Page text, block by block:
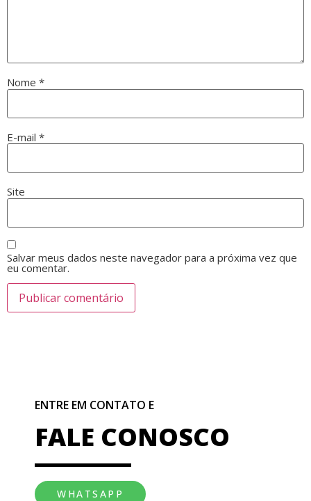
Nome *
E-mail *
Site
Salvar meus dados neste navegador para a próxima vez que
eu comentar.
ENTRE EM CONTATO E
FALE CONOSCO
WHATSAPP